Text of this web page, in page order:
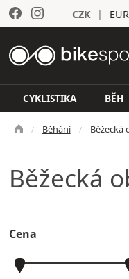
CZK | EUR
CYKLISTIKA BĚH
Běhání Běžecká
Běžecká
Cena